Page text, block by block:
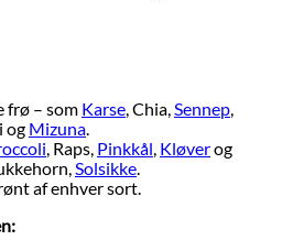
frø – som Karse, Chia,Sennep,
og Mizuna.
, Raps, Pinkkål, Kløverog
Solsikke.
af enhver sort.